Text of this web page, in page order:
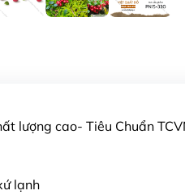
lượng cao- Tiêu Chuẩn
lạnh